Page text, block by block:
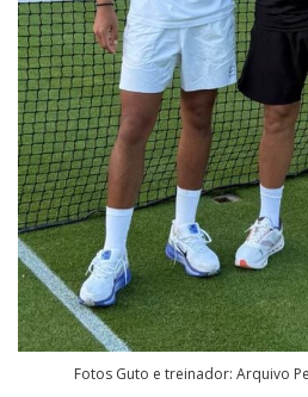
Fotos Guto e treinador: Arquivo